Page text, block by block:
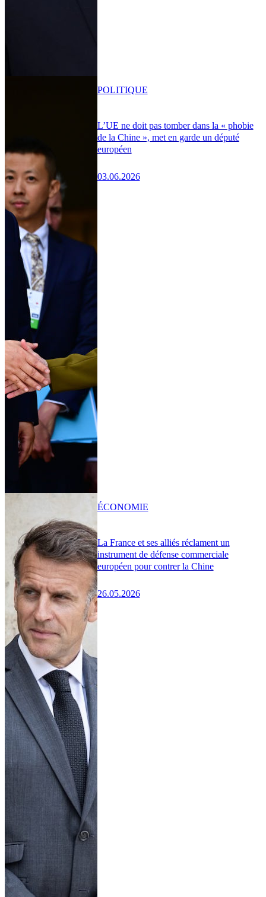
L’UE ne doit pas tomber dans la « phobie
de la Chine », met en garde un député
européen
03.06.2026
POLITIQUE
La France et ses alliés réclament un
instrument de défense commerciale
européen pour contrer la Chine
26.05.2026
ÉCONOMIE